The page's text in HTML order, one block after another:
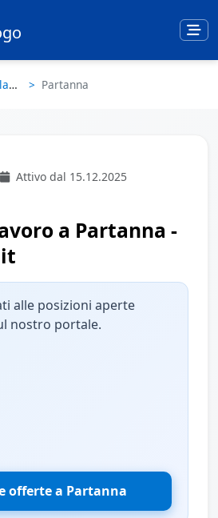
Partanna
Attivo dal 15.12.2025
a Partanna -
alle posizioni aperte
nostro portale.
offerte a Partanna